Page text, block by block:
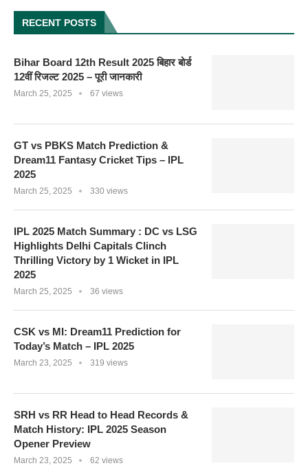
RECENT POSTS
Bihar Board 12th Result 2025 बिहार बोर्ड
12वीं रिजल्ट 2025 – पूरी जानकारी
March 25, 2025 67 views
GT vs PBKS Match Prediction &
Dream11 Fantasy Cricket Tips – IPL
2025
March 25, 2025 330 views
IPL 2025 Match Summary : DC vs LSG
Highlights Delhi Capitals Clinch
Thrilling Victory by 1 Wicket in IPL
2025
March 25, 2025 36 views
CSK vs MI: Dream11 Prediction for
Today’s Match – IPL 2025
March 23, 2025 319 views
SRH vs RR Head to Head Records &
Match History: IPL 2025 Season
Opener Preview
March 23, 2025 62 views